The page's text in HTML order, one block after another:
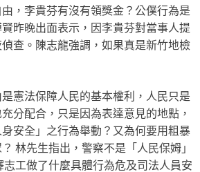
，李貴芬有沒有領獎金？公僕行為是
昨晚出面表示，因李貴芬對當事人提
查。陳志龍強調，如果真是新竹地檢
憲法保障人民的基本權利，人民只是
分配合，只是因為表達意見的地點，
安全」之行為舉動？又為何要用粗暴
林先生指出，警察不是「人民保姆」
工做了什麼具體行為危及司法人員安